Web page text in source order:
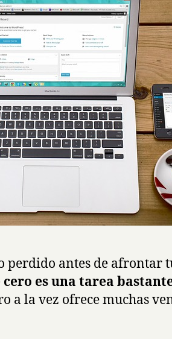
antes de afrontar
es una tarea
la vez ofrece muchas